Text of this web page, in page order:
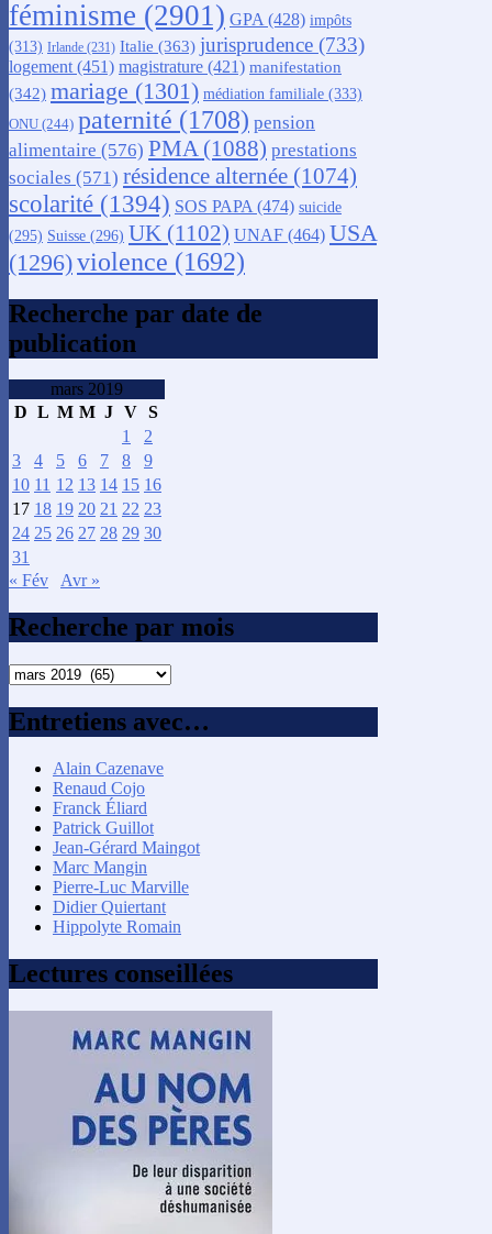
féminisme (2901) GPA (428) impôts
(313) Irlande (231) Italie (363) jurisprudence (733)
logement (451) magistrature (421) manifestation
(342) mariage (1301) médiation familiale (333)
ONU (244) paternité (1708) pension
alimentaire (576) PMA (1088) prestations
sociales (571) résidence alternée (1074)
scolarité (1394) SOS PAPA (474) suicide
(295) Suisse (296) UK (1102) UNAF (464) USA
(1296)violence (1692)
Recherche par date de
publication
mars 2019
D L M M J V S
1
2
3
4 5 6 7 8
9
10 11 12 13 14 15 16
17 18 19 20 21 22 23
24 25 26 27 28 29 30
31
« Fév
Avr »
Recherche par mois
Recherche
mois
Entretiens avec…
Alain Cazenave
Renaud Cojo
Franck Éliard
Patrick Guillot
Jean-Gérard Maingot
Marc Mangin
Pierre-Luc Marville
Didier Quiertant
Hippolyte Romain
Lectures conseillées